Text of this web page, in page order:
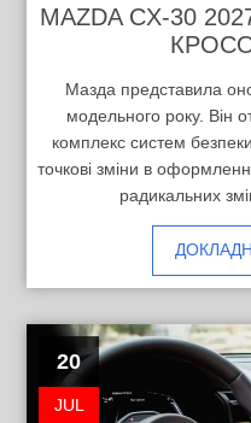
MAZDA CX-30
Мазда представила
модельного року. Він
комплекс систем
точкові зміни в
радикальних
20
JUL